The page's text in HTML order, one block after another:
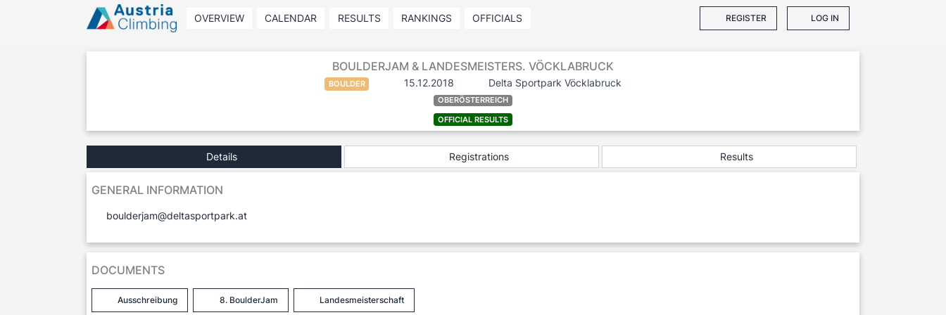
OVERVIEW CALENDAR RESULTS RANKINGS OFFICIALS REGISTER LOG IN
BOULDERJAM & LANDESMEISTERS. VÖCKLABRUCK
BOULDER 15.12.2018 Delta Sportpark Vöcklabruck
OBERÖSTERREICH
OFFICIAL RESULTS
Details Registrations Results
GENERAL INFORMATION
boulderjam@deltasportpark.at
DOCUMENTS
Ausschreibung 8. BoulderJam Landesmeisterschaft